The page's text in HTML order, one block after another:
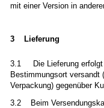
mit einer Version in
3 Lieferung
3.1 Die Lieferung erfolgt
Bestimmungsort versandt
Verpackung) gegenüber
3.2 Beim